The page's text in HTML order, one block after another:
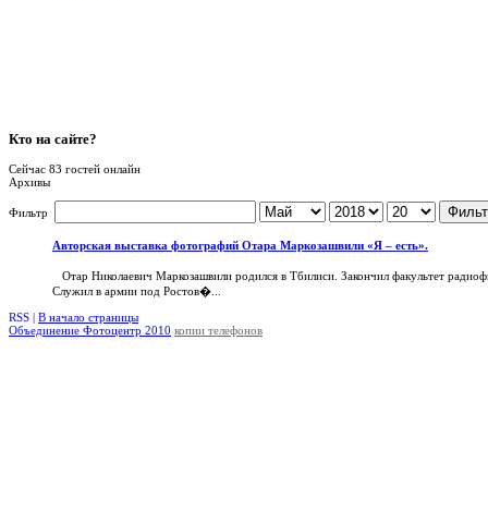
Кто на сайте?
Сейчас 83 гостей онлайн
Архивы
Фильтр
Авторская выставка фотографий Отара Маркозашвили «Я – есть».
Отар Николаевич Маркозашвили родился в Тбилиси. Закончил факультет
Служил в армии под Ростов�...
RSS | В начало страницы
Объединение Фотоцентр 2010 копии телефонов